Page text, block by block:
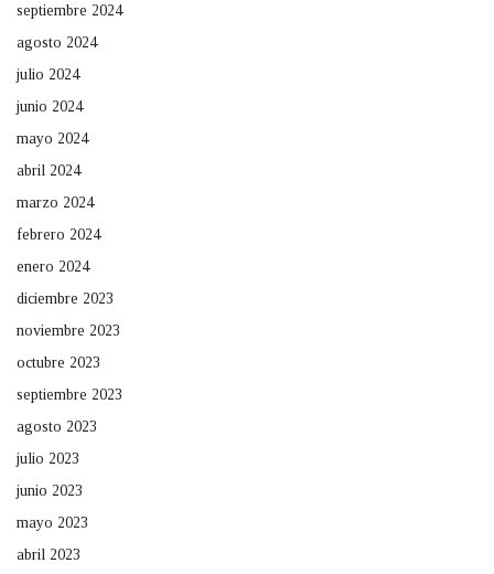
septiembre 2024
agosto 2024
julio 2024
junio 2024
mayo 2024
abril 2024
marzo 2024
febrero 2024
enero 2024
diciembre 2023
noviembre 2023
octubre 2023
septiembre 2023
agosto 2023
julio 2023
junio 2023
mayo 2023
abril 2023